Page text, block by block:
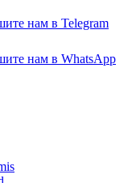
нам в Telegram
нам в WhatsApp